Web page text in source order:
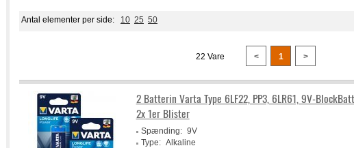
Antal elementer per side: 10 25 50
22 Vare < 1 >
2 Batterin Varta Type 6LF22, PP3, 6LR61, 9V-
2x 1er Blister
Spænding: 9V
Type: Alkaline